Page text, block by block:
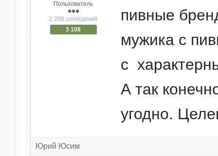
Пользователь
2 209 сообщений
3 108
пивные
мужика с
с
А так
угодно.
Юрий Юсим